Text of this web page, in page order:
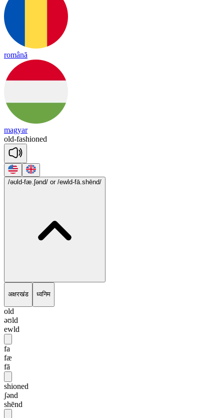
română
magyar
old-fashioned
/əʊld-fæ.ʃənd/ or /ewld-fā.shēnd/
अक्षरखंड ध्वनिम
old
əʊld
ewld
fa
fæ
fā
shioned
ʃənd
shēnd